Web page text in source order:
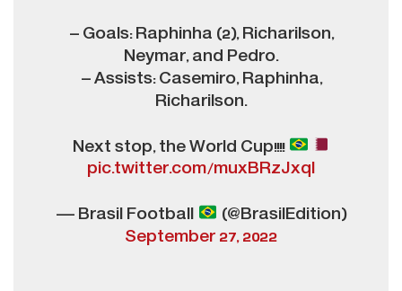
– Goals: Raphinha (2), Richarilson,
Neymar, and Pedro.
– Assists: Casemiro, Raphinha,
Richarilson.
Next stop, the World Cup!!!!
pic.twitter.com/muxBRzJxql
— Brasil Football
(@BrasilEdition)
September 27, 2022